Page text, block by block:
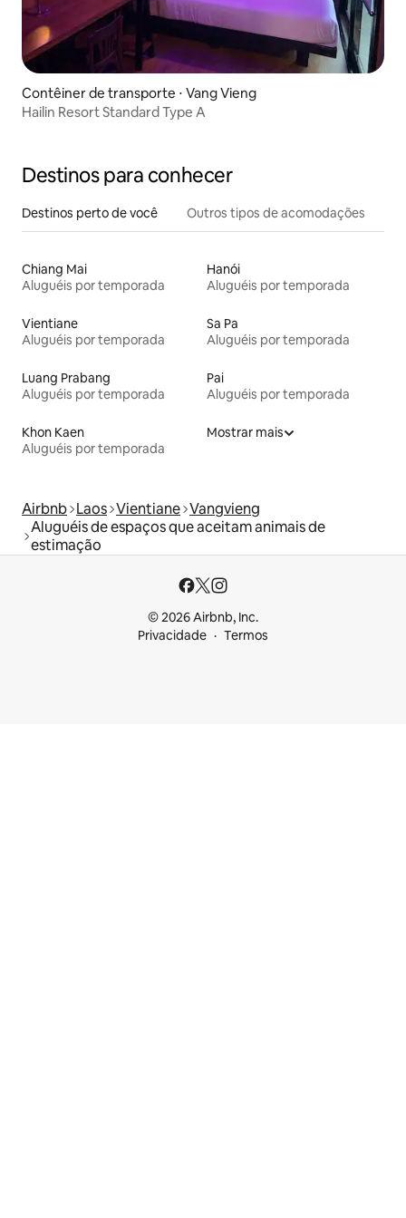
Contêiner de transporte ⋅ Vang Vieng
Hailin Resort Standard Type A
Destinos para conhecer
Destinos perto de você Outros tipos de acomodações
Chiang Mai
Aluguéis por temporada
Hanói
Aluguéis por temporada
Vientiane
Aluguéis por temporada
Sa Pa
Aluguéis por temporada
Luang Prabang
Aluguéis por temporada
Pai
Aluguéis por temporada
Khon Kaen
Aluguéis por temporada
Mostrar mais
Airbnb Laos Vientiane Vangvieng
Aluguéis de espaços que aceitam animais de
estimação
© 2026 Airbnb, Inc.
Privacidade
Termos